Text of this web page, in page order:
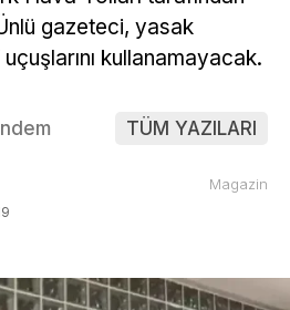
gazeteci, yasak
kullanamayacak.
TÜM YAZILARI
Magazin